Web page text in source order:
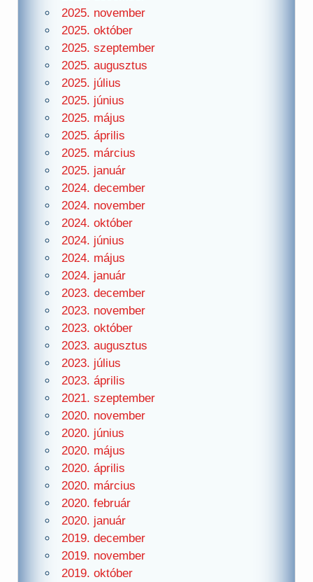
2025. november
2025. október
2025. szeptember
2025. augusztus
2025. július
2025. június
2025. május
2025. április
2025. március
2025. január
2024. december
2024. november
2024. október
2024. június
2024. május
2024. január
2023. december
2023. november
2023. október
2023. augusztus
2023. július
2023. április
2021. szeptember
2020. november
2020. június
2020. május
2020. április
2020. március
2020. február
2020. január
2019. december
2019. november
2019. október